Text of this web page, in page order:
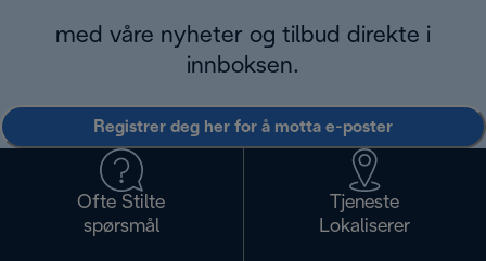
med våre nyheter og tilbud direkte i
innboksen.
Registrer deg her for å motta e-poster
Ofte Stilte
spørsmål
Tjeneste
Lokaliserer